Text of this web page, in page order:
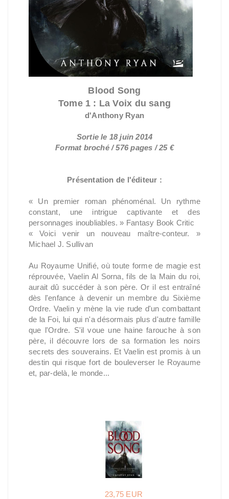
Blood Song
Tome 1 : La Voix du sang
d'Anthony Ryan
Sortie le 18 juin 2014
Format broché / 576 pages / 25 €
Présentation de l'éditeur :
« Un premier roman phénoménal. Un rythme
constant, une intrigue captivante et des
personnages inoubliables. » Fantasy Book Critic
« Voici venir un nouveau maître-conteur. »
Michael J. Sullivan
Au Royaume Unifié, où toute forme de magie est
réprouvée, Vaelin Al Sorna, fils de la Main du roi,
aurait dû succéder à son père. Or il est entraîné
dès l'enfance à devenir un membre du Sixième
Ordre. Vaelin y mène la vie rude d'un combattant
de la Foi, lui qui n'a désormais plus d'autre famille
que l'Ordre. S'il voue une haine farouche à son
père, il découvre lors de sa formation les noirs
secrets des souverains. Et Vaelin est promis à un
destin qui risque fort de bouleverser le Royaume
et, par-delà, le monde...
23,75 EUR